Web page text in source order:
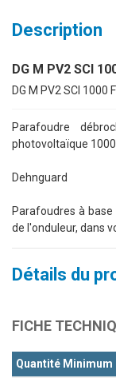
Description
DG M PV2 SCI
DG M PV2 SCI 1000
Parafoudre
photovoltaïque
Dehnguard
Parafoudres à
de l'onduleur, dans
Détails du
FICHE
Quantité Minimum